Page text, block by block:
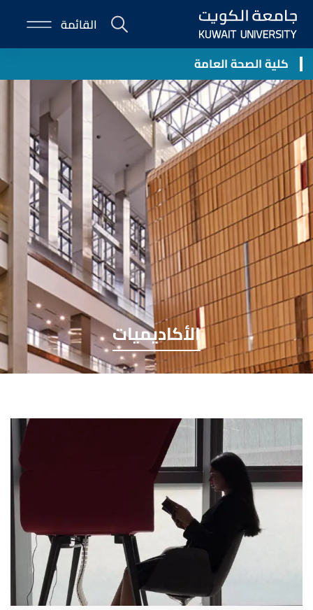
Skip
main
content
E-
Portal
القائمة
كلية الصحة العامة
الأكاديميات
صورة